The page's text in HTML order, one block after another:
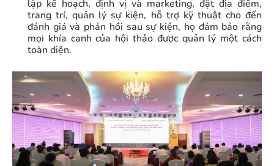
lập kế hoạch, định vị và marketing, đặt địa điểm,
trang trí, quản lý sự kiện, hỗ trợ kỹ thuật cho đến
đánh giá và phản hồi sau sự kiện, họ đảm bảo rằng
mọi khía cạnh của hội thảo được quản lý một cách
toàn diện.